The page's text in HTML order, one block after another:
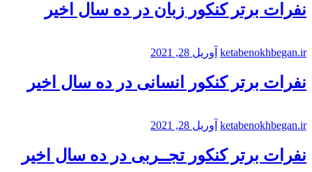
نفرات برتر کنکور زبان در ده سال اخیر
ketabenokhbegan.ir آوریل 28, 2021
نفرات برتر کنکور انسانی در ده سال اخیر
ketabenokhbegan.ir آوریل 28, 2021
نفرات برتر کنکور تجــربی در ده سال اخیر